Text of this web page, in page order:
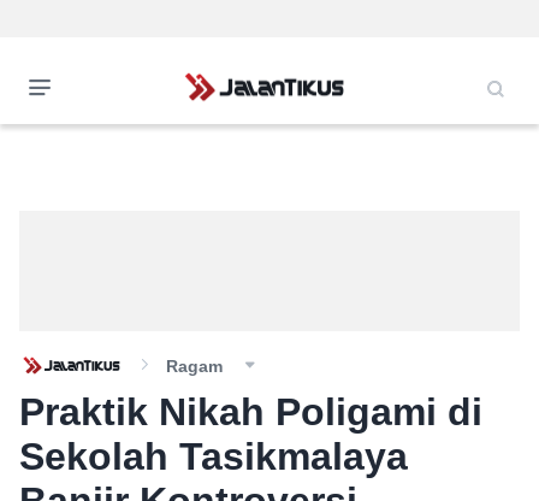
Ragam
Praktik Nikah Poligami di
Sekolah Tasikmalaya